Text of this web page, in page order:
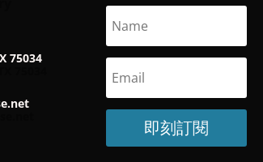
75034
即刻訂閱